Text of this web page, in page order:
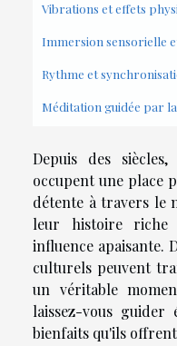
Vibrations et effets
Immersion sensorielle
Rythme et
Méditation guidée par
Depuis des
occupent une place
détente à travers le
leur histoire
influence apaisante.
culturels peuvent
un véritable
laissez-vous
bienfaits qu'ils